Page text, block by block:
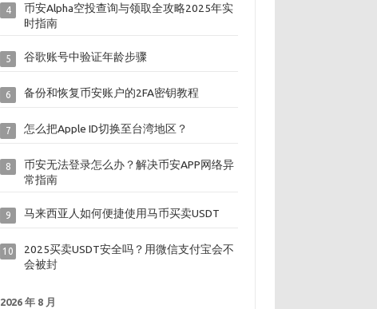
4
币安Alpha空投查询与领取全攻略2025年实
时指南
5 谷歌账号中验证年龄步骤
6 备份和恢复币安账户的2FA密钥教程
7 怎么把Apple ID切换至台湾地区？
8
币安无法登录怎么办？解决币安APP网络异
常指南
9 马来西亚人如何便捷使用马币买卖USDT
10
2025买卖USDT安全吗？用微信支付宝会不
会被封
2026 年 8 月